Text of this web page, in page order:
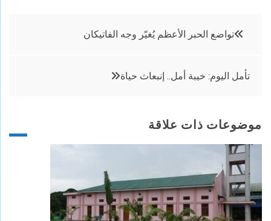
تصفّح
المقالات
تواضع الحبر الأعظم يُغيّر وجه الفاتيكان
تأمل اليوم: خيبة أمل.. إنبعاث حياة
موضوعات ذات علاقة